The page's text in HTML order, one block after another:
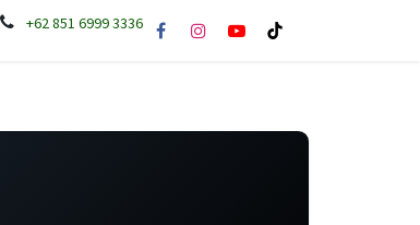
PENA In House Training
+62 851 6999 3336